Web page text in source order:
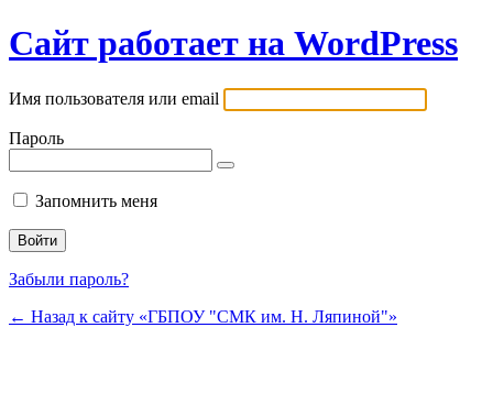
Сайт работает на WordPress
Имя пользователя или email
Пароль
Запомнить меня
Забыли пароль?
← Назад к сайту «ГБПОУ "СМК им. Н. Ляпиной"»